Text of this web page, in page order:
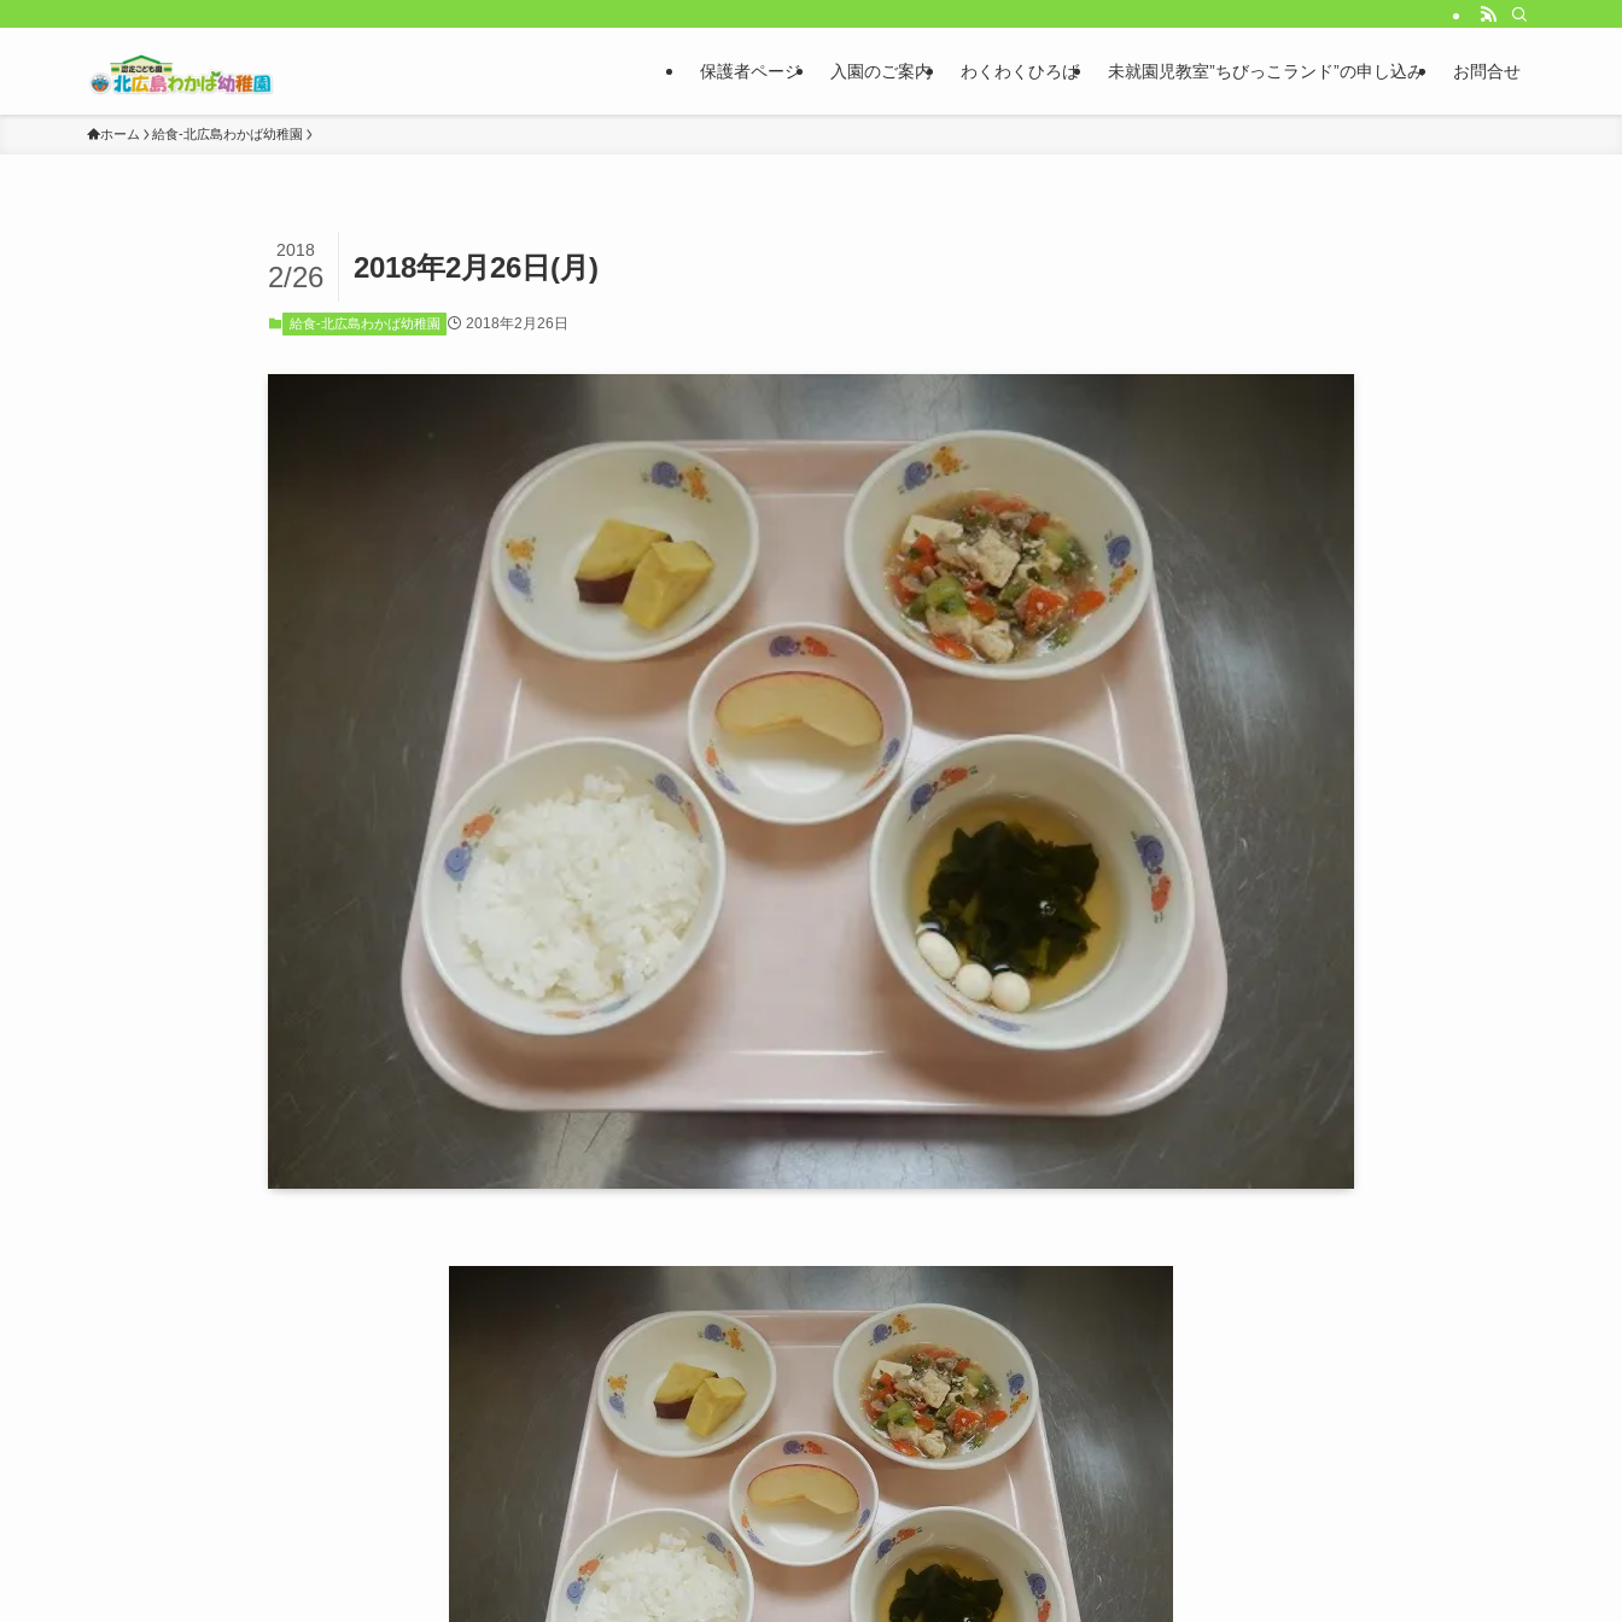
保護者ページ 入園のご案内 わくわくひろば 未就園児教室”ちびっこランド”の申し込み お問合せ
ホーム 給食-北広島わかば幼稚園
2018年2月26日(月)
2018
2/26
給食-北広島わかば幼稚園 2018年2月26日